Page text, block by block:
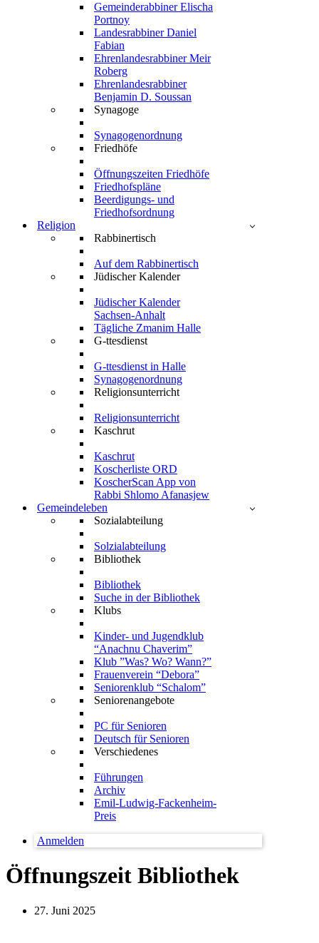
Gemeinderabbiner Elischa
Portnoy
Landesrabbiner Daniel
Fabian
Ehrenlandesrabbiner Meir
Roberg
Ehrenlandesrabbiner
Benjamin D. Soussan
Synagoge
Synagogenordnung
Friedhöfe
Öffnungszeiten Friedhöfe
Friedhofspläne
Beerdigungs- und
Friedhofsordnung
Religion
Rabbinertisch
Auf dem Rabbinertisch
Jüdischer Kalender
Jüdischer Kalender
Sachsen-Anhalt
Tägliche Zmanim Halle
G-ttesdienst
G-ttesdienst in Halle
Synagogenordnung
Religionsunterricht
Religionsunterricht
Kaschrut
Kaschrut
Koscherliste ORD
KoscherScan App von
Rabbi Shlomo Afanasjew
Gemeindeleben
Sozialabteilung
Solzialabteilung
Bibliothek
Bibliothek
Suche in der Bibliothek
Klubs
Kinder- und Jugendklub
“Anachnu Chaverim”
Klub ”Was? Wo? Wann?”
Frauenverein “Debora”
Seniorenklub “Schalom”
Seniorenangebote
PC für Senioren
Deutsch für Senioren
Verschiedenes
Führungen
Archiv
Emil-Ludwig-Fackenheim-
Preis
Anmelden
Öffnungszeit Bibliothek
27. Juni 2025